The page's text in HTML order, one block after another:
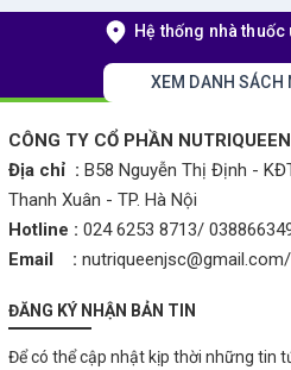
Hệ thống nhà
XEM DANH SÁCH
CÔNG TY CỔ PHẦN NUTRIQUEEN
Địa chỉ : B58 Nguyễn Thị Định -
Thanh Xuân - TP. Hà Nội
Hotline : 024 6253 8713/
Email :
ĐĂNG KÝ NHẬN BẢN TIN
Để có thể cập nhật kịp thời những tin